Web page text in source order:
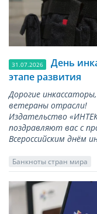
31.07.2026
День
этапе развития
Дорогие
ветераны отрасли!
Издательство
поздравляют вас с
Всероссийским днём
Банкноты стран мира